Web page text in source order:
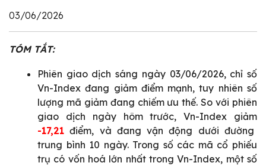
03/06/2026
TÓM TẮT:
Phiên giao dịch sáng ngày 03/06/2026, chỉ số
Vn-Index đang giảm điểm mạnh, tuy nhiên số
lượng mã giảm đang chiếm ưu thế. So với phiên
giao dịch ngày hôm trước, Vn-Index giảm
-17,21 điểm, và đang vận động dưới đường
trung bình 10 ngày. Trong số các mã cổ phiếu
trụ có vốn hoá lớn nhất trong Vn-Index, một số